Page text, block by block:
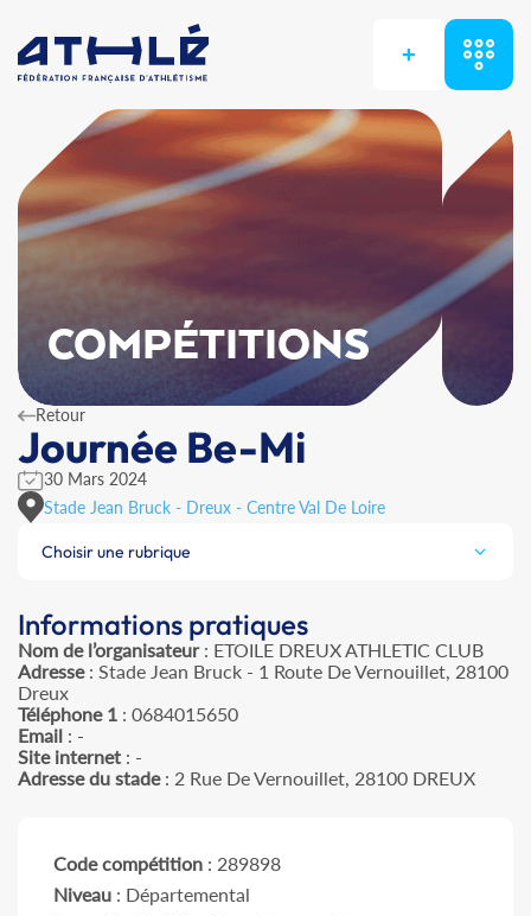
+
COMPÉTITIONS
Retour
Journée Be-Mi
30 Mars 2024
Stade Jean Bruck - Dreux - Centre Val De Loire
Choisir une rubrique
Informations pratiques
Nom de l’organisateur: ETOILE DREUX ATHLETIC CLUB
Adresse: Stade Jean Bruck - 1 Route De Vernouillet, 28100
Dreux
Téléphone 1 : 0684015650
Email : -
Site internet : -
Adresse du stade: 2 Rue De Vernouillet, 28100 DREUX
Code compétition : 289898
Niveau : Départemental